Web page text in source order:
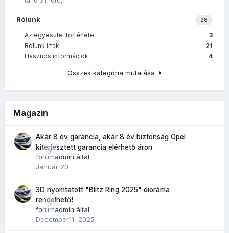
28
Rólunk
3
Az egyesület története
21
Rólunk írták
4
Hasznos információk
Összes kategória mutatása
Magazin
0
Akár 8 év garancia, akár 8 év biztonság Opel
kiterjesztett garancia elérhető áron
forumadmin által
Január 20
0
3D nyomtatott "Blitz Ring 2025" dioráma
rendelhető!
forumadmin által
December11, 2025